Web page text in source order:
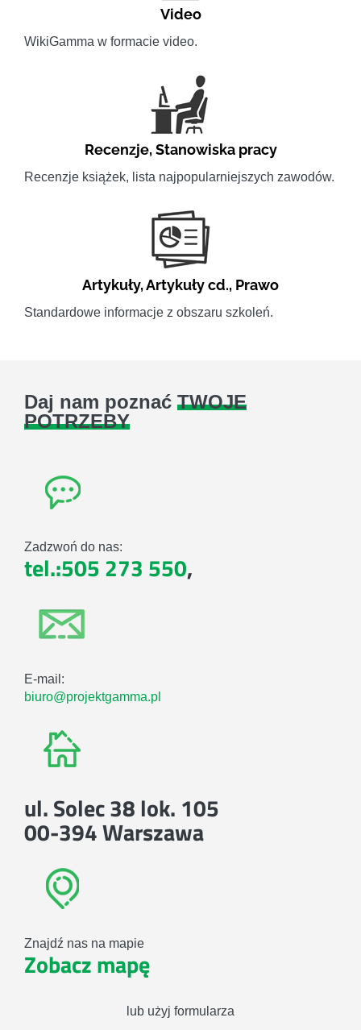
Video
WikiGamma w formacie video.
Recenzje,Stanowiska pracy
Recenzje książek, lista najpopularniejszych zawodów.
Artykuły,Artykuły cd., Prawo
Standardowe informacje z obszaru szkoleń.
Daj nam poznać TWOJE
POTRZEBY
Zadzwoń do nas:
tel.:505 273 550,
E-mail:
biuro@projektgamma.pl
ul. Solec 38 lok. 105
00-394 Warszawa
Znajdź nas na mapie
Zobacz mapę
lub użyj formularza